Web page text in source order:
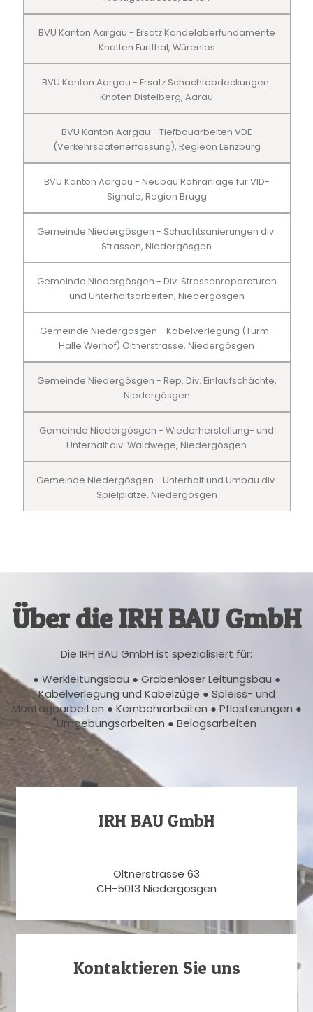
BVU Kanton Aargau - Ersatz Kandelaberfundamente
Knotten Furtthal, Würenlos
BVU Kanton Aargau - Ersatz Schachtabdeckungen.
Knoten Distelberg, Aarau
BVU Kanton Aargau - Tiefbauarbeiten VDE
(Verkehrsdatenerfassung), Regieon Lenzburg
BVU Kanton Aargau - Neubau Rohranlage für VID-
Signale, Region Brugg
Gemeinde Niedergösgen - Schachtsanierungen div.
Strassen, Niedergösgen
Gemeinde Niedergösgen - Div. Strassenreparaturen
und Unterhaltsarbeiten, Niedergösgen
Gemeinde Niedergösgen - Kabelverlegung (Turm-
Halle Werhof) Oltnerstrasse, Niedergösgen
Gemeinde Niedergösgen - Rep. Div. Einlaufschächte,
Niedergösgen
Gemeinde Niedergösgen - Wiederherstellung- und
Unterhalt div. Waldwege, Niedergösgen
Gemeinde Niedergösgen - Unterhalt und Umbau div.
Spielplätze, Niedergösgen
Über die IRH BAU GmbH
Die IRH BAU GmbH ist spezialisiert für:
● Werkleitungsbau ● Grabenloser Leitungsbau ●
Kabelverlegung und Kabelzüge ● Spleiss- und
Montagearbeiten ● Kernbohrarbeiten ● Pflästerungen ●
Umgebungsarbeiten ● Belagsarbeiten
IRH BAU GmbH
Oltnerstrasse 63
CH-5013 Niedergösgen
Kontaktieren Sie uns